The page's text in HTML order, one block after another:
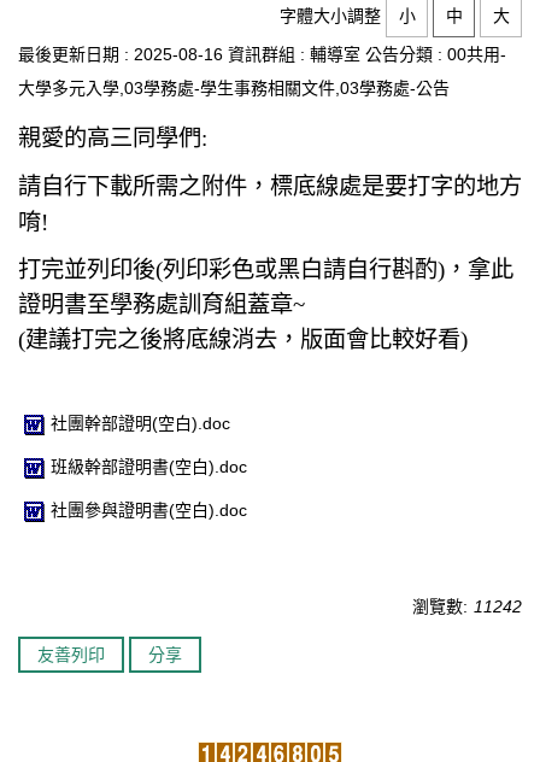
行事曆
家長專區
臺北市111年度臺北酷課雲師資增能推廣
教育品質保證
字體大小調整 小 中
大
最後更新日期 : 2025-08-16 資訊群組 : 輔導室 公告分類 : 00共用-
大學多元入學,03學務處-學生事務相關文件,03學務處-公告
親愛的高三同學們:
請自行下載所需之附件 ，標底線處是要打字的地方
唷!
打完並列印後(列印彩色或黑白請自行斟酌)，拿此
證明書至學務處訓育組蓋章~
(建議打完之後將底線消去，版面會比較好看)
社團幹部證明(空白).doc
班級幹部證明書(空白).doc
社團參與證明書(空白).doc
瀏覽數: 11242
友善列印 分享